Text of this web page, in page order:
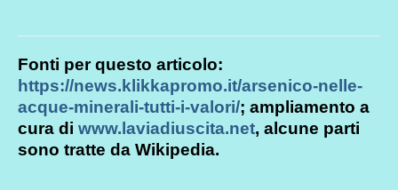
Fonti per questo articolo:
https://news.klikkapromo.it/arsenico-nelle-
acque-minerali-tutti-i-valori/; ampliamento a
cura di www.laviadiuscita.net, alcune parti
sono tratte da Wikipedia.